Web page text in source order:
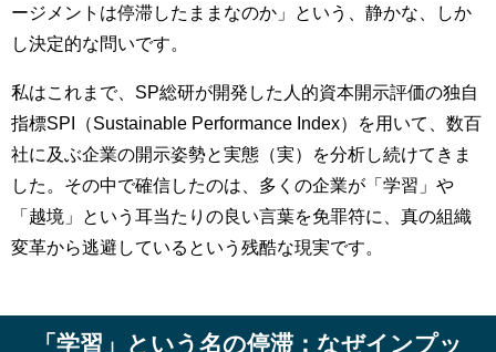
ージメントは停滞したままなのか」という、静かな、しか
し決定的な問いです。
私はこれまで、SP総研が開発した人的資本開示評価の独自
指標SPI（Sustainable Performance Index）を用いて、数百
社に及ぶ企業の開示姿勢と実態（実）を分析し続けてきま
した。その中で確信したのは、多くの企業が「学習」や
「越境」という耳当たりの良い言葉を免罪符に、真の組織
変革から逃避しているという残酷な現実です。
「学習」という名の停滞：なぜインプッ